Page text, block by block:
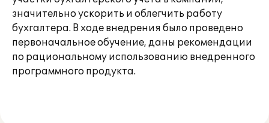
значительно ускорить и облегчить работу
бухгалтера. В ходе внедрения было проведено
первоначальное обучение, даны рекомендации
по рациональному использованию внедренного
программного продукта.